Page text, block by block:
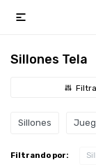

Sillones Tela
Sillones
Filtrando por: